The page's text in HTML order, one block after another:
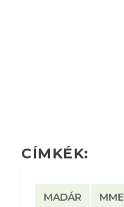
CÍMKÉK:
MADÁR MME